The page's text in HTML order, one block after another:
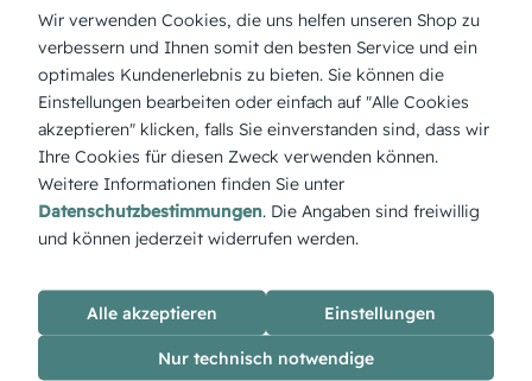
PRIVAT
Weihnachtsbaum Zweig
keine Mindestbestellmenge - wir drucken
Wir verwenden Cookies, die uns helfen unseren Shop zu
verbessern und Ihnen somit den besten Service und ein
optimales Kundenerlebnis zu bieten. Sie können die
Einstellungen bearbeiten oder einfach auf "Alle Cookies
akzeptieren" klicken, falls Sie einverstanden sind, dass wir
Ihre Cookies für diesen Zweck verwenden können.
Weitere Informationen finden Sie unter
Datenschutzbestimmungen. Die Angaben sind freiwillig
und können jederzeit widerrufen werden.
Alle akzeptieren Einstellungen
Nur technisch notwendige